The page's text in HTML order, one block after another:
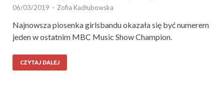
06/03/2019 - Zofia Kadłubowska
Najnowsza piosenka girlsbandu okazała się być numerem
jeden w ostatnim MBC Music Show Champion.
CZYTAJ DALEJ